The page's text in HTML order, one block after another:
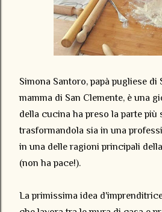
Simona Santoro, papà pugliese di
mamma di San Clemente, è una
della cucina ha preso la parte più
trasformandola sia in una
in una delle ragioni principali
(non ha pace!).
La primissima idea